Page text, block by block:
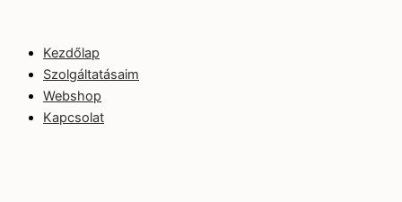
Kezdőlap
Szolgáltatásaim
Webshop
Kapcsolat